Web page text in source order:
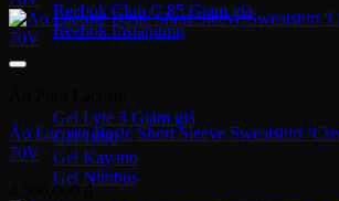
Reebok Club C 85
Reebok Instapump
Gel Lyte 3
Gel 1090
Gel Kayano
Gel Nimbus
Áo Lacoste Basic Short Sleeve Sweatshirt
70V
4,500,000₫